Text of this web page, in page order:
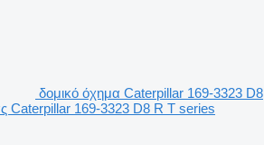
δομικό όχημα Caterpillar 169-3323 D8
Caterpillar 169-3323 D8 R T series